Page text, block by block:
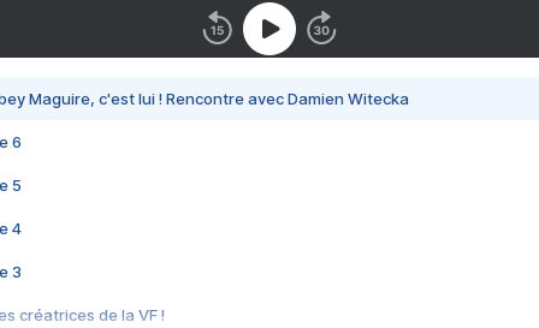
Maguire, c'est lui ! Rencontre avec Damien Witecka
6
5
4
3
créatrices de la VF !